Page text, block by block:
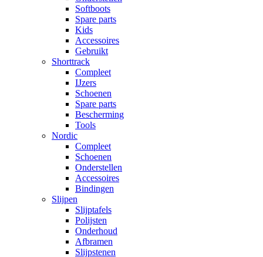
Softboots
Spare parts
Kids
Accessoires
Gebruikt
Shorttrack
Compleet
IJzers
Schoenen
Spare parts
Bescherming
Tools
Nordic
Compleet
Schoenen
Onderstellen
Accessoires
Bindingen
Slijpen
Slijptafels
Polijsten
Onderhoud
Afbramen
Slijpstenen